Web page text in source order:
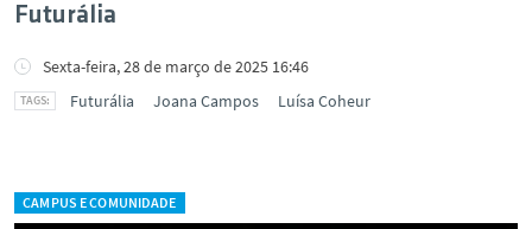
Futurália
Sexta-feira, 28 de março de 2025 16:46
Futurália
Joana Campos Luísa Coheur
CAMPUS E COMUNIDADE